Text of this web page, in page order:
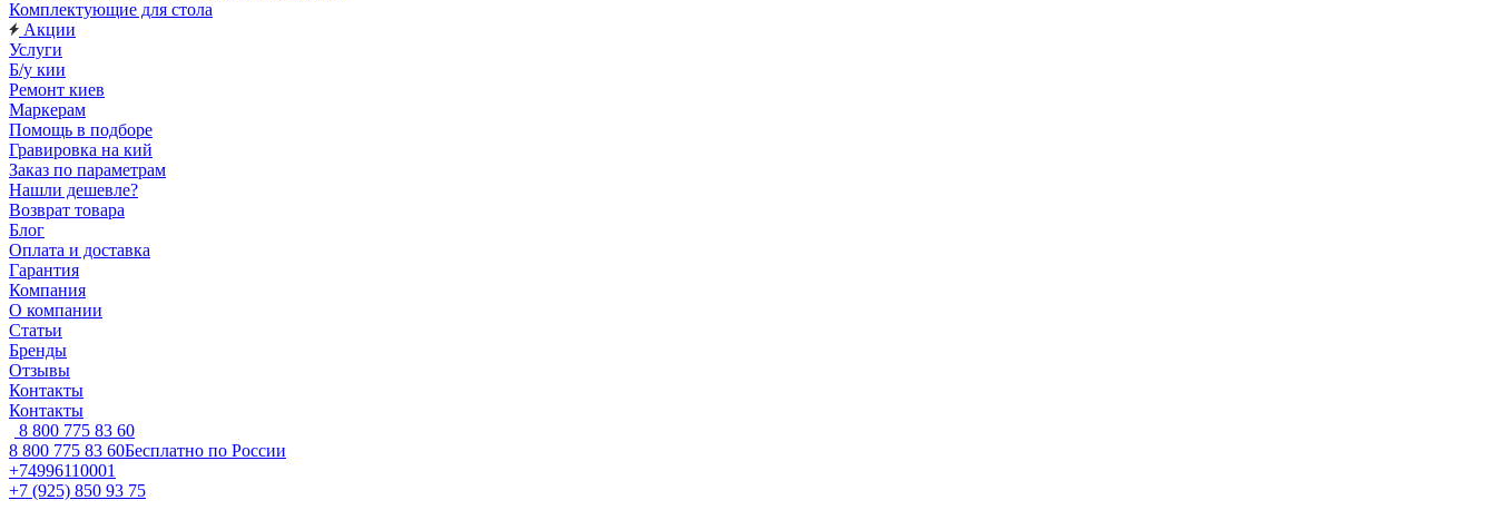
Комплектующие для стола
Акции
Услуги
Б/у кии
Ремонт киев
Маркерам
Помощь в подборе
Гравировка на кий
Заказ по параметрам
Нашли дешевле?
Возврат товара
Блог
Оплата и доставка
Гарантия
Компания
О компании
Статьи
Бренды
Отзывы
Контакты
Контакты
8 800 775 83 60
8 800 775 83 60Бесплатно по России
+74996110001
+7 (925) 850 93 75